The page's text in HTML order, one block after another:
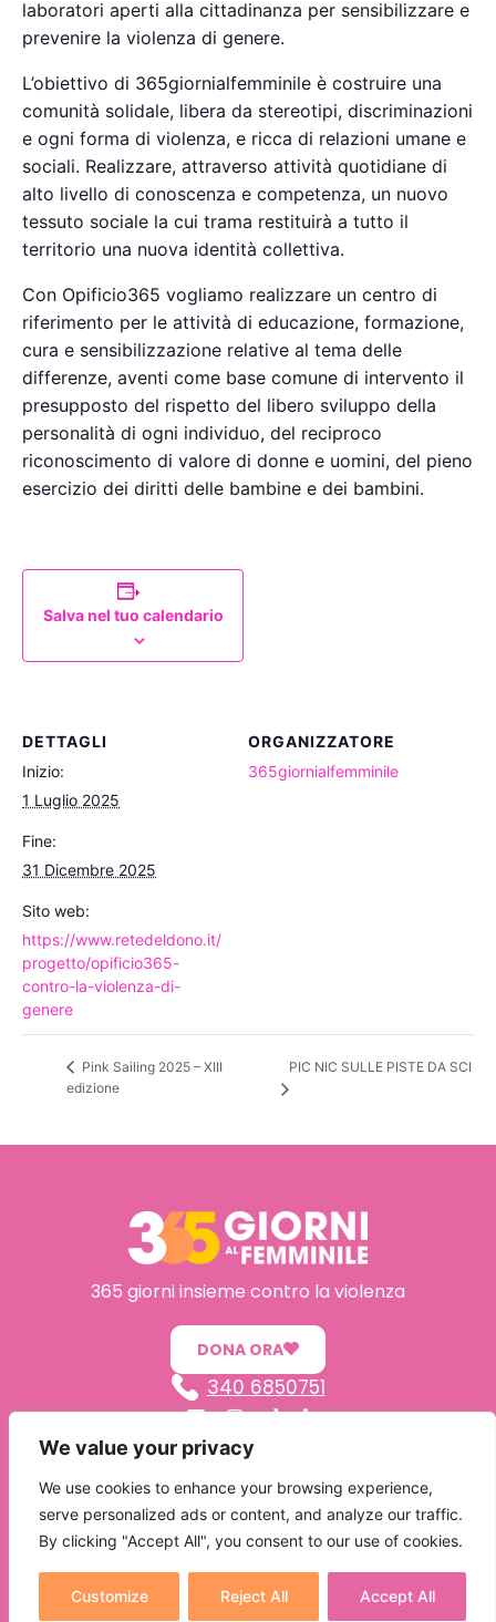
We value your privacy
We use cookies to enhance your browsing experience,
serve personalized ads or content, and analyze our traffic.
By clicking "Accept All", you consent to our use of cookies.
Customize Reject All Accept All
laboratori aperti alla cittadinanza per sensibilizzare e
prevenire la violenza di genere.
L’obiettivo di 365giornialfemminile è costruire una
comunità solidale, libera da stereotipi, discriminazioni
e ogni forma di violenza, e ricca di relazioni umane e
sociali. Realizzare, attraverso attività quotidiane di
alto livello di conoscenza e competenza, un nuovo
tessuto sociale la cui trama restituirà a tutto il
territorio una nuova identità collettiva.
Con Opificio365 vogliamo realizzare un centro di
riferimento per le attività di educazione, formazione,
cura e sensibilizzazione relative al tema delle
differenze, aventi come base comune di intervento il
presupposto del rispetto del libero sviluppo della
personalità di ogni individuo, del reciproco
riconoscimento di valore di donne e uomini, del pieno
esercizio dei diritti delle bambine e dei bambini.
Salva nel tuo calendario
DETTAGLI
Inizio:
1 Luglio 2025
Fine:
31 Dicembre 2025
Sito web:
https://www.retedeldono.it/
progetto/opificio365-
contro-la-violenza-di-
genere
ORGANIZZATORE
365giornialfemminile
Pink Sailing 2025 – XIII
edizione
PIC NIC SULLE PISTE DA SCI
365 giorni insieme contro la violenza
DONA ORA
340 6850751
365GiorniAlFemminile – Associazione di Promozione Sociale
P. IVA 01720920477 – COD.FISC. 91022080476
L’Associazione ha posto in essere tutti gli adeguamenti previsti dal GDPR UE 2016/679
“Regolamento Europeo in materia di Protezione dei dati Personali”